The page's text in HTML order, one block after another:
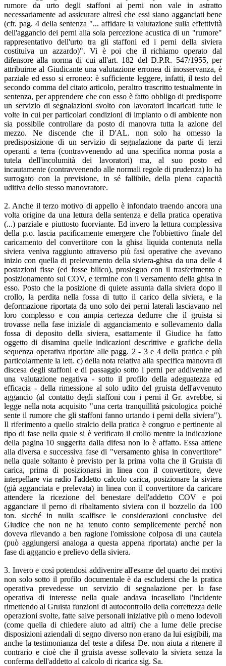
rumore da urto degli staffoni ai perni non vale in astratto
necessariamente ad assicurare altresì che essi siano agganciati bene
(cfr. pag. 4 della sentenza "... affidare la valutazione sulla effettività
dell'aggancio dei perni alla sola percezione acustica di un "rumore"
rappresentativo dell'urto tra gli staffoni ed i perni della siviera
costituiva un azzardo)". Vi è poi che il richiamo operato dal
difensore alla norma di cui all'art. 182 del D.P.R. 547/1955, per
attribuirne al Giudicante una valutazione erronea di inosservanza, è
parziale ed esso si erroneo: è sufficiente leggere, infatti, il testo del
secondo comma del citato articolo, peraltro trascritto testualmente in
sentenza, per apprendere che con esso è fatto obbligo di predisporre
un servizio di segnalazioni svolto con lavoratori incaricati tutte le
volte in cui per particolari condizioni di impianto o di ambiente non
sia possibile controllare da posto di manovra tutta la azione del
mezzo. Ne discende che il D'AL. non solo ha omesso la
predisposizione di un servizio di segnalazione da parte di terzi
operanti a terra (contravvenendo ad una specifica norma posta a
tutela dell'incolumità dei lavoratori) ma, al suo posto ed
incautamente (contravvenendo alle normali regole di prudenza) lo ha
surrogato con la previsione, in sé fallibile, della piena capacità
uditiva dello stesso manovratore.
2. Anche il terzo motivo di appello è infondato traendo ancora una
volta origine da una lettura della sentenza e della pratica operativa
(...) parziale e piuttosto fuorviante. Ed invero la lettura complessiva
della p.o. lascia pacificamente emergere che l'obbiettivo finale del
caricamento del convertitore con la ghisa liquida contenuta nella
siviera veniva raggiunto attraverso più fasi operative che avevano
inizio con quella di prelevamento della siviera-ghisa da una delle 4
postazioni fisse (ed fosse bilico), prosieguo con il trasferimento e
posizionamento sul COV, e termine con il versamento della ghisa in
esso. Posto che la posizione di quiete assunta dalla siviera dopo il
crollo, la perdita nella fossa di tutto il carico della siviera, e la
deformazione riportata da uno solo dei perni laterali lasciavano nel
loro complesso e con ampia certezza dedurre che il gruista si
trovasse nella fase iniziale di agganciamento e sollevamento dalla
fossa di deposito della siviera, esattamente il Giudice ha fatto
oggetto di disamina quelle indicazioni descrittive e grafiche della
sequenza operativa riportate alle pagg. 2 - 3 e 4 della pratica e più
particolarmente la lett. c) della nota relativa alla specifica manovra di
discesa degli staffoni e di passaggio sotto i perni per addivenire ad
una valutazione negativa - sotto il profilo della adeguatezza ed
efficacia - della rimessione al solo udito del gruista dell'avvenuto
aggancio (al contatto degli staffoni con i perni il Gr. avrebbe, si
legge nella nota acquisito "una certa tranquillità psicologica poiché
sente il rumore che gli staffoni fanno urtando i perni della siviera").
Il riferimento a quello stralcio della pratica è congruo e pertinente al
tipo di fase nella quale si è verificato il crollo mentre la indicazione
della pagina 10 suggerita dalla difesa non lo è affatto. Essa attiene
alla diversa e successiva fase di "versamento ghisa in convertitore"
nella quale soltanto è previsto per la prima volta che il Gruista di
carica, prima di posizionarsi in linea con il convertitore, deve
interpellare via radio l'addetto calcolo carica, posizionare la siviera
(già agganciata e prelevata) in linea con il convertitore da caricare
attendere la ricezione del benestare dell'addetto COV e poi
agganciare il perno di ribaltamento siviera con il bozzello da 100
ton. sicché in nulla scalfisce le considerazioni conclusive del
Giudice che non ne ha tenuto conto semplicemente perché non
doveva rilevando a ben ragione l'omissione colposa di una cautela
(può aggiungersi analoga a questa appena riportata) anche per la
fase di aggancio e prelievo della siviera.
3. Invero e così potendosi addivenire all'esame del quarto dei motivi
non solo sotto il profilo documentale è da escludersi che la pratica
operativa prevedesse un servizio di segnalazione per la fase
operativa di interesse nella quale andava incasellato l'incidente
rimettendo al Gruista funzioni di autocontrollo della correttezza delle
operazioni svolte, fatte salve personali iniziative più o meno lodevoli
(come quella di chiedere aiuto ad altri) che a lume delle precise
disposizioni aziendali di segno diverso non erano da lui esigibili, ma
anche la testimonianza del teste a difesa De. non aiuta a ritenere il
contrario e cioè che il gruista avesse sollevato la siviera senza la
conferma dell'addetto al calcolo di ricarica sig. Sa.